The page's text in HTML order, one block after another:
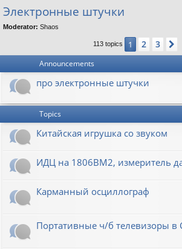
s
Электронные штучки
Moderator: Shaos
113 topics 1 2 3
Announcements
про электронные штучки
Topics
Китайская игрушка со звуком
ИДЦ на 1806ВМ2, измеритель
Карманный осциллограф
Портативные ч/б телевизоры